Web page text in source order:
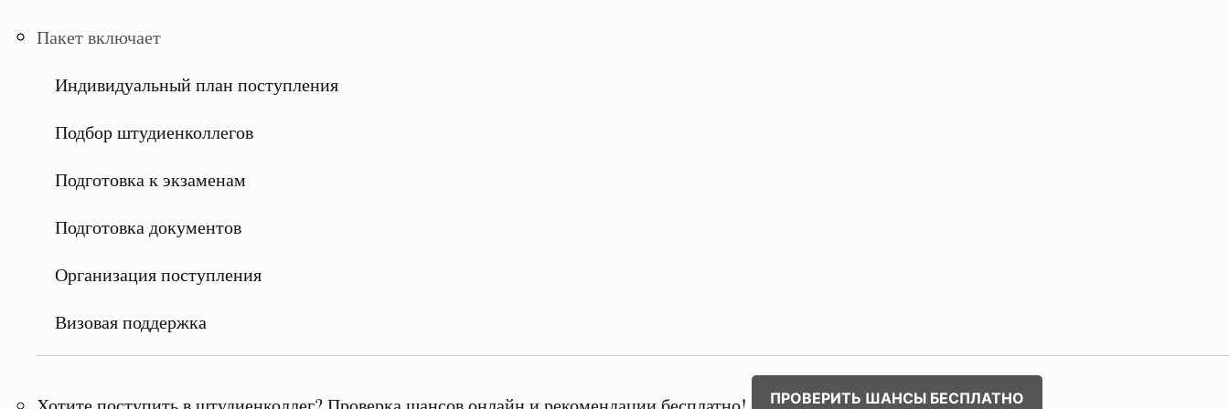
Пакет включает
Индивидуальный план поступления
Подбор штудиенколлегов
Подготовка к экзаменам
Подготовка документов
Организация поступления
Визовая поддержка
ПРОВЕРИТЬ ШАНСЫ БЕСПЛАТНО